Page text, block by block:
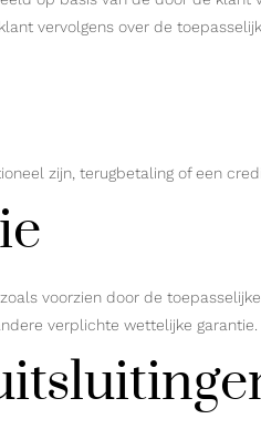
vervolgens over de
zijn, terugbetaling of een
voorzien door de
verplichte wettelijke garantie.